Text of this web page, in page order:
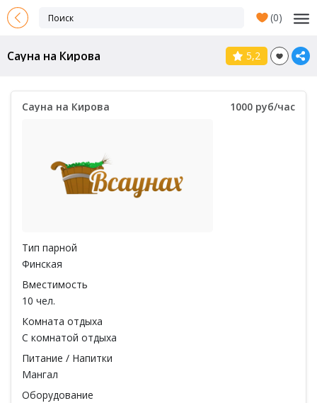
(0)
Сауна на Кирова 5,2
Сауна на Кирова 1000 руб/час
Тип парной
Финская
Вместимость
10 чел.
Комната отдыха
С комнатой отдыха
Питание / Напитки
Мангал
Оборудование